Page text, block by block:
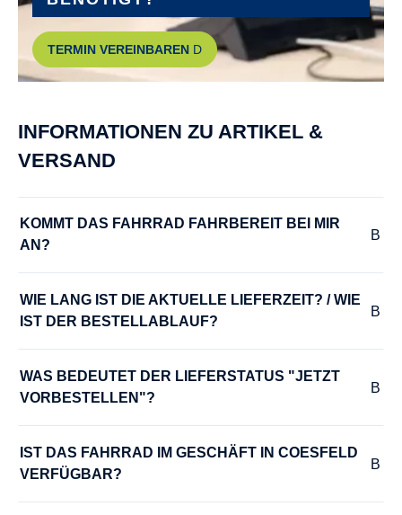
MODELLJAHR :
2024
85 Nm
Bosch Performance Line CX smart System
bis 25 km/h
NABEN :
Shimano HB-MT400-B Center Lock
PEDALE :
TERMIN VEREINBAREN
INFORMATIONEN ZU ARTIKEL &
VERSAND
KOMMT DAS FAHRRAD FAHRBEREIT BEI MIR
AN?
WIE LANG IST DIE AKTUELLE LIEFERZEIT? / WIE
IST DER BESTELLABLAUF?
WAS BEDEUTET DER LIEFERSTATUS "JETZT
VORBESTELLEN"?
IST DAS FAHRRAD IM GESCHÄFT IN COESFELD
VERFÜGBAR?